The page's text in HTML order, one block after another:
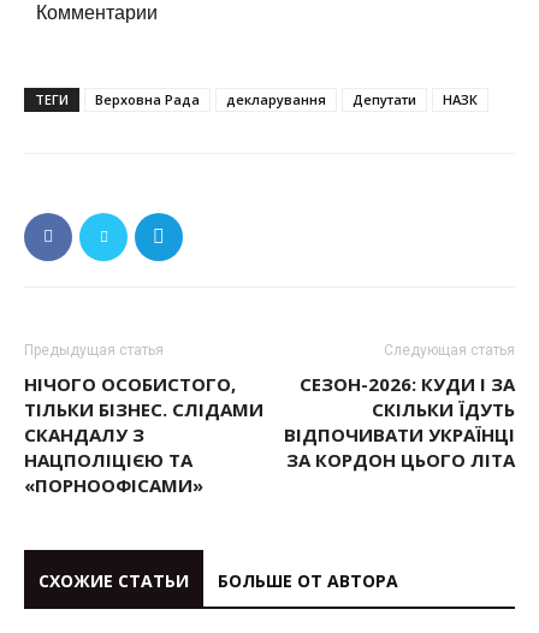
Комментарии
ТЕГИ Верховна Рада декларування Депутати НАЗК
Предыдущая статья
НІЧОГО ОСОБИСТОГО,
ТІЛЬКИ БІЗНЕС. СЛІДАМИ
СКАНДАЛУ З
НАЦПОЛІЦІЄЮ ТА
«ПОРНООФІСАМИ»
Следующая статья
СЕЗОН-2026: КУДИ І ЗА
СКІЛЬКИ ЇДУТЬ
ВІДПОЧИВАТИ УКРАЇНЦІ
ЗА КОРДОН ЦЬОГО ЛІТА
СХОЖИЕ СТАТЬИ БОЛЬШЕ ОТ АВТОРА